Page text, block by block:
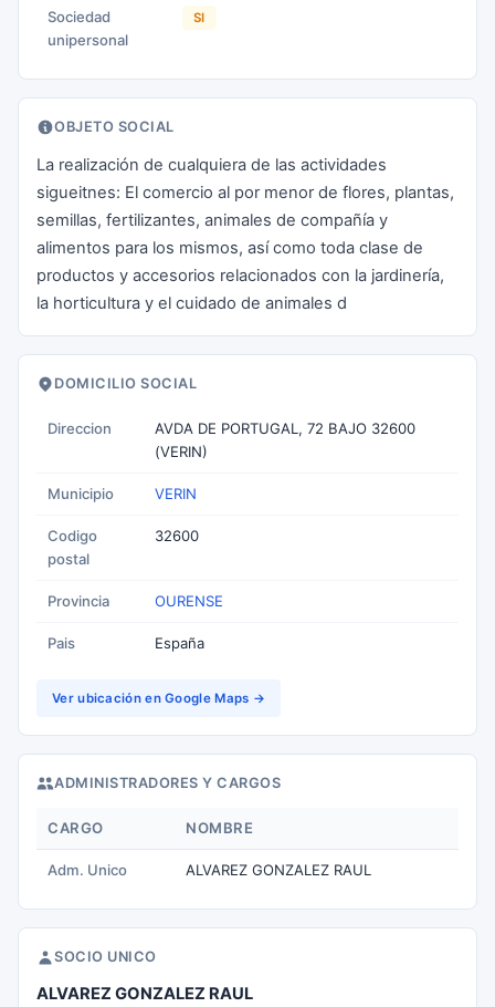
Sociedad
unipersonal
SI
OBJETO SOCIAL
La realización de cualquiera de las actividades
sigueitnes: El comercio al por menor de flores, plantas,
semillas, fertilizantes, animales de compañía y
alimentos para los mismos, así como toda clase de
productos y accesorios relacionados con la jardinería,
la horticultura y el cuidado de animales d
DOMICILIO SOCIAL
Direccion
AVDA DE PORTUGAL, 72 BAJO 32600
(VERIN)
Municipio VERIN
Codigo
postal
32600
Provincia OURENSE
Pais España
Ver ubicación en Google Maps →
ADMINISTRADORES Y CARGOS
CARGO NOMBRE
Adm. Unico ALVAREZ GONZALEZ RAUL
SOCIO UNICO
ALVAREZ GONZALEZ RAUL